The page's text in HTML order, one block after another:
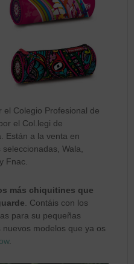
el Colegio Profesional de
el Col.legi de
Están a la venta en
Wala,
Fnac.
más chiquitines que
. Contáis con los
para su pequeñas
modelos que ya os
.